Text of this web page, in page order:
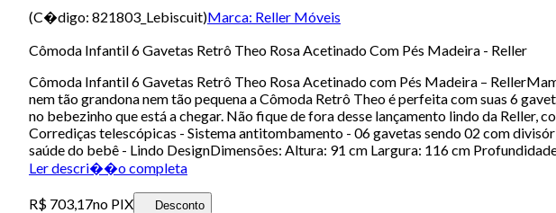
(C�digo: 821803_Lebiscuit)Marca: Reller Móveis
Cômoda Infantil 6 Gavetas Retrô Theo Rosa Acetinado Com Pés Madeira - Reller
Cômoda Infantil 6 Gavetas Retrô Theo Rosa Acetinado com Pés Madeira –
nem tão grandona nem tão pequena a Cômoda Retrô Theo é perfeita com suas 6
no bebezinho que está a chegar. Não fique de fora desse lançamento lindo da
Corrediças telescópicas - Sistema antitombamento - 06 gavetas sendo 02 com
saúde do bebê - Lindo DesignDimensões: Altura: 91 cm Largura: 116 cm
Ler descri��o completa
R$ 703,17no PIX Desconto